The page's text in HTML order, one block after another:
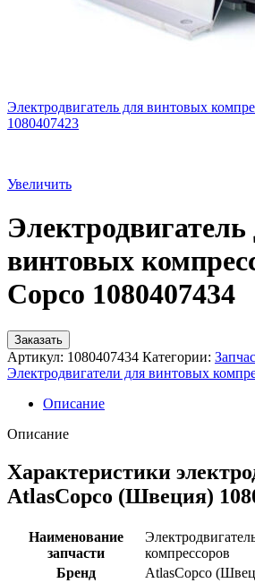
Электродвигатель для винтовых
1080407423
Увеличить
Электродвигатель
винтовых
Copco 1080407434
Заказать
Артикул: 1080407434 Категории:
Электродвигатели для винтовых
Описание
Описание
Характеристики
AtlasCopco (Швеция)
Наименование
запчасти
компрессоров
Бренд
AtlasCopco